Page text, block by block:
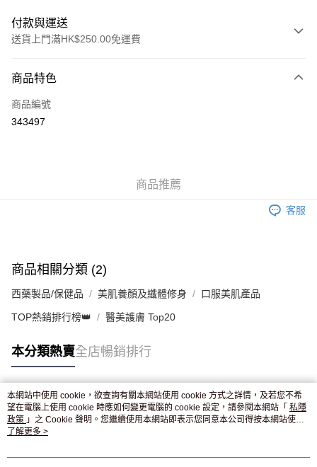
付款與運送
送貨上門滿HK$250.00免運費
信用卡
Apple Pay
付款後門市自取，訂單確認後2-4個工作天到店，7天內取。逾期後
商品特色
商品編號
343497
商品推薦
客服
商品相關分類 (2)
西藥製品/保健品 美肌養顏及纖體修身 口服美肌產品
TOP熱銷排行榜👑 醫美護膚 Top20
本分類熱賣全店暢銷排行
熱門標籤
熱銷排行
本網站中使用 cookie，欲查詢有關本網站使用 cookie 方式之詳情，及若您不希
望在電腦上使用 cookie 時應如何變更電腦的 cookie 設定，請參閱本網站「 私隱
政策 」之 Cookie 聲明。您繼續使用本網站即表示您同意本公司得按本網站使用
條款之 Cookie 聲明使用 cookie。
了解更多 >